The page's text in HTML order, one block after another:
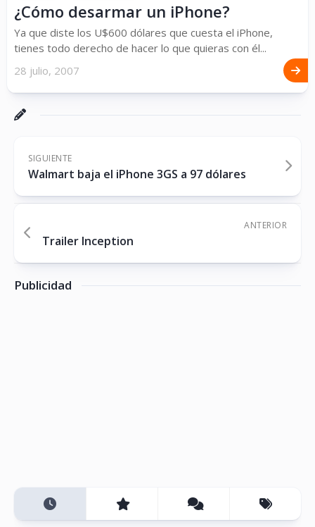
¿Cómo desarmar un iPhone?
Ya que diste los U$600 dólares que cuesta el iPhone,
tienes todo derecho de hacer lo que quieras con él...
28 julio, 2007
SIGUIENTE
Walmart baja el iPhone 3GS a 97 dólares
ANTERIOR
Trailer Inception
Publicidad